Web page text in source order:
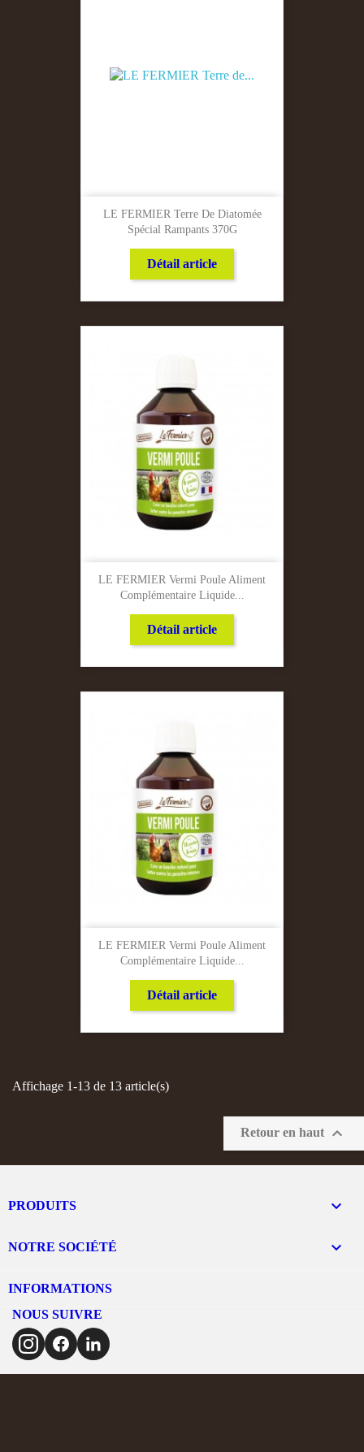
LE FERMIER Terre De Diatomée
Spécial Rampants 370G
Détail article
LE FERMIER Vermi Poule Aliment
Complémentaire Liquide...
Détail article
LE FERMIER Vermi Poule Aliment
Complémentaire Liquide...
Détail article
Affichage 1-13 de 13 article(s)
Retour en haut 
PRODUITS 
NOTRE SOCIÉTÉ 
INFORMATIONS
NOUS SUIVRE